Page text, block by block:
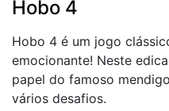
Hobo 4
Hobo 4 é um jogo
emocionante! Neste
papel do famoso
vários desafios.